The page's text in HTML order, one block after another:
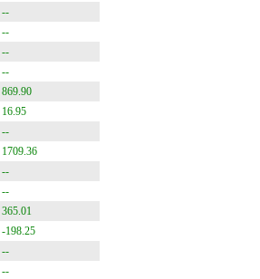
--
--
--
--
869.90
16.95
--
1709.36
--
--
365.01
-198.25
--
--